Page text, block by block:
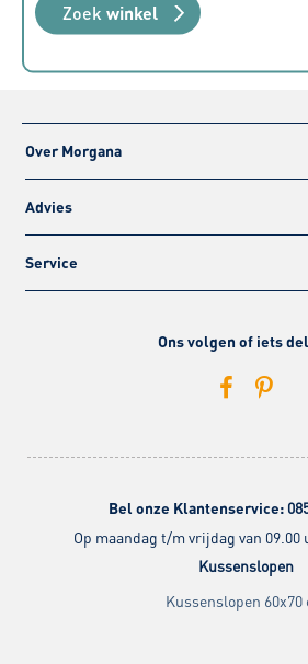
Zoek winkel
Over Morgana
Advies
Service
Ons volgen of iets
Bel onze Klantenservice:
Op maandag t/m vrijdag van 09.00
Kussenslopen
Kussenslopen 60x70